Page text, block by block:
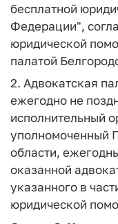
бесплатной
Федерации",
юридической
палатой
2. Адвокатская
ежегодно не
исполнительный
уполномоченный
области,
оказанной
указанного в
юридической